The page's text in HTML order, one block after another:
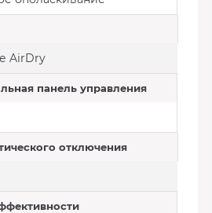
AirDry
панель управления
отключения